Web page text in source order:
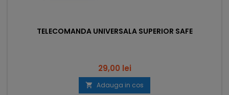
TELECOMANDA UNIVERSALA SUPERIOR SAFE
Pret
29,00 lei
 Adauga in cos